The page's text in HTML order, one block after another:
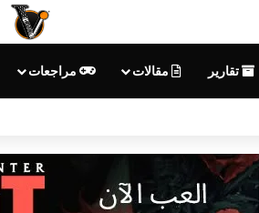
تقارير مقالات مراجعات